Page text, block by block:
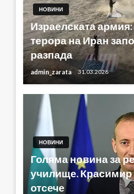
НОВИНИ
Израелската
терора на Иран
разпада
admin_zarata 31.03.2026
НОВИНИ
Голяма новина за
училище.
отсече